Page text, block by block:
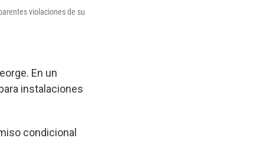
violaciones de su
En un
instalaciones
condicional